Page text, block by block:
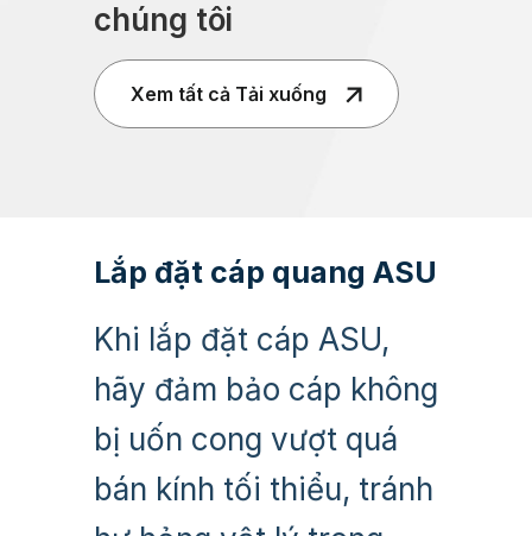
chúng tôi
Xem tất cả Tải xuống
Lắp đặt cáp quang ASU
Khi lắp đặt cáp ASU,
hãy đảm bảo cáp không
bị uốn cong vượt quá
bán kính tối thiểu, tránh